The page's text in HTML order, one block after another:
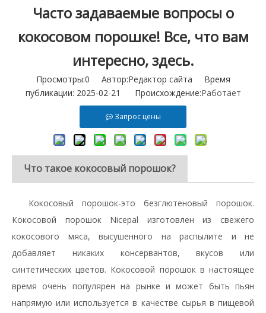
Часто задаваемые вопросы о
кокосовом порошке! Все, что вам
интересно, здесь.
Просмотры:0 Автор:Pедактор сайта Время
публикации: 2025-02-21 Происхождение:Работает
Запрос цены
Что такое кокосовый порошок?
Кокосовый порошок-это безглютеновый порошок.
Кокосовой порошок Nicepal изготовлен из свежего
кокосового мяса, высушенного на распылите и не
добавляет никаких консервантов, вкусов или
синтетических цветов. Кокосовой порошок в настоящее
время очень популярен на рынке и может быть пьян
напрямую или используется в качестве сырья в пищевой